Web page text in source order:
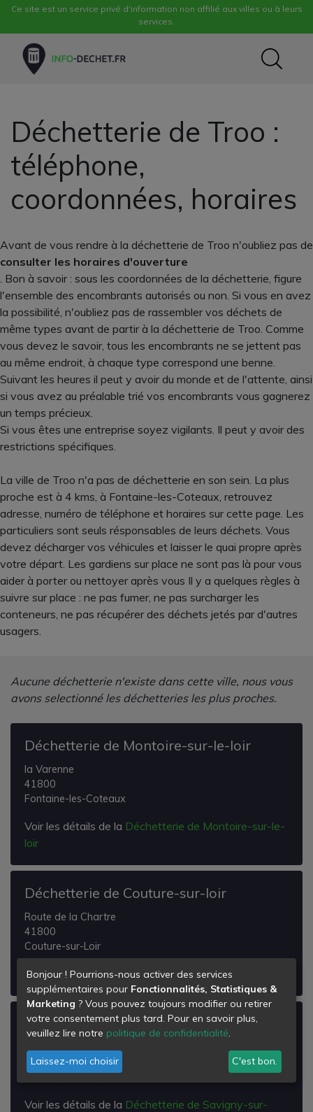
Ce site est un service privé d'information non affilié aux villes ou à leurs
services.
Déchetterie de Troo :
téléphone,
coordonnées, horaires
Avant de vous rendre à la déchetterie de Troo n'oubliez pas de
consulter les horaires d'ouverture
. Bon à savoir : sous les coordonnées de la déchetterie, figure
l'ensemble des encombrants autorisés ou non. Si vous en avez
la possibilité, n'oubliez pas de rassembler vos déchets de
même types avant de partir à la déchetterie de Troo. Comme
vous devez le savoir, tous les encombrants ne se jettent pas
au même endroit, à chaque type correspond une benne.
Suivant les heures il peut y avoir du monde et de l'attente, ainsi
si vous avez au préalable trié vos encombrants vous gagnerez
un temps précieux.
Si vous êtes une entreprise soyez vigilants. Il peut y avoir des
restrictions spécifiques.
La ville de Troo n'a pas de déchetterie en son sein. La plus
proche est à 4 kms, à Fontaine-les-Coteaux, retrouvez
adresse, numéro de téléphone et horaires sur cette page. Les
particuliers sont seuls résponsables de leurs déchets. Vous
devez décharger vos véhicules et laisser le quai propre après
votre départ. Les gardiens sur place ne sont pas là pour vous
aider à porter ou nettoyer après vous Il y a quelques règles à
suivre sur place : ne pas fumer, ne pas surcharger les
conteneurs, ne pas récupérer des déchets jetés par d'autres
usagers.
Aucune déchetterie n'existe dans cette ville, nous vous
avons selectionné les déchetteries les plus proches.
Déchetterie de Montoire-sur-le-loir
la Varenne
41800
Fontaine-les-Coteaux
Voir les détails de la Déchetterie de Montoire-sur-le-
loir
Déchetterie de Couture-sur-loir
Route de la Chartre
41800
Couture-sur-Loir
Voir les détails de laDéchetterie de Couture-sur-loir
Déchetterie de Savigny-sur-braye
Route de Vendôme
41360
Savigny-sur-Braye
Voir les détails de la Déchetterie de Savigny-sur-
Bonjour ! Pourrions-nous activer des services
supplémentaires pour Fonctionnalités, Statistiques &
Marketing ? Vous pouvez toujours modifier ou retirer
votre consentement plus tard. Pour en savoir plus,
veuillez lire notre politique de confidentialité.
Laissez-moi choisir C'est bon.